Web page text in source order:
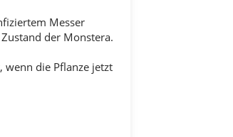
Messer
der Monstera.
die Pflanze jetzt